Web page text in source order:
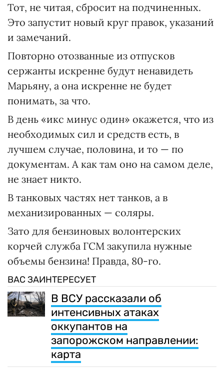
Тот, не читая, сбросит на подчиненных.
Это запустит новый круг правок, указаний
и замечаний.
Повторно отозванные из отпусков
сержанты искренне будут ненавидеть
Марьяну, а она искренне не будет
понимать, за что.
В день «икс минус один» окажется, что из
необходимых сил и средств есть, в
лучшем случае, половина, и то — по
документам. А как там оно на самом деле,
не знает никто.
В танковых частях нет танков, а в
механизированных — соляры.
Зато для бензиновых волонтерских
корчей служба ГСМ закупила нужные
объемы бензина! Правда, 80-го.
ВАС ЗАИНТЕРЕСУЕТ
В ВСУ рассказали об
интенсивных атаках
оккупантов на
запорожском направлении:
карта